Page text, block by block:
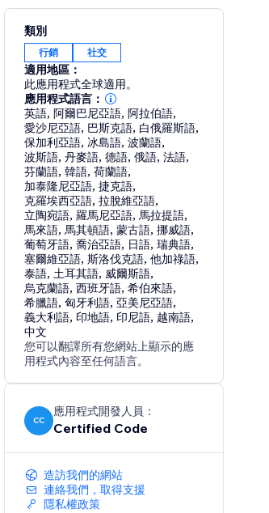
類別
行銷 社交
適用地區：
此應用程式全球適用。
應用程式語言：
英語,阿爾巴尼亞語,阿拉伯語,
愛沙尼亞語, 巴斯克語, 白俄羅斯語,
保加利亞語, 冰島語,波蘭語,
波斯語,丹麥語,德語,俄語,法語,
芬蘭語,韓語,荷蘭語,
加泰隆尼亞語,捷克語,
克羅埃西亞語,拉脫維亞語,
立陶宛語,羅馬尼亞語, 馬拉提語,
馬來語, 馬其頓語,蒙古語,挪威語,
葡萄牙語,喬治亞語, 日語,瑞典語,
塞爾維亞語,斯洛伐克語,他加祿語,
泰語, 土耳其語, 威爾斯語,
烏克蘭語,西班牙語,希伯來語,
希臘語,匈牙利語,亞美尼亞語,
義大利語, 印地語, 印尼語, 越南語,
中文
您可以翻譯所有您網站上顯示的應
用程式內容至任何語言。
CC
應用程式開發人員：
Certified Code
造訪我們的網站
連絡我們，取得支援
隱私權政策